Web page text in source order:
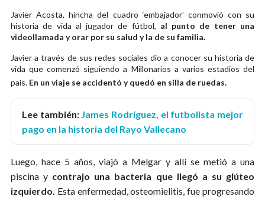
Javier Acosta, hincha del cuadro ‘embajador’ conmovió con su
historia de vida al jugador de fútbol, al punto de tener una
videollamada y orar por su salud y la de su familia.
Javier a través de sus redes sociales dio a conocer su historia de
vida que comenzó siguiendo a Millonarios a varios estadios del
país. En un viaje se accidentó y quedó en silla de ruedas.
Lee también: James Rodríguez, el futbolista mejor
pago en la historia del Rayo Vallecano
Luego, hace 5 años, viajó a Melgar y allí se metió a una
piscina y contrajo una bacteria que llegó a su glúteo
izquierdo. Esta enfermedad, osteomielitis, fue progresando